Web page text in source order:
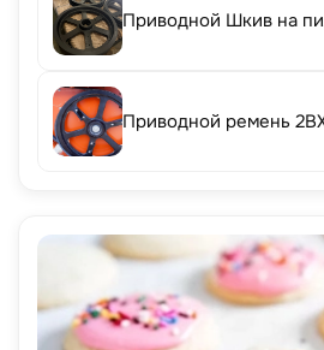
Приводной Шкив на
Приводной ремень